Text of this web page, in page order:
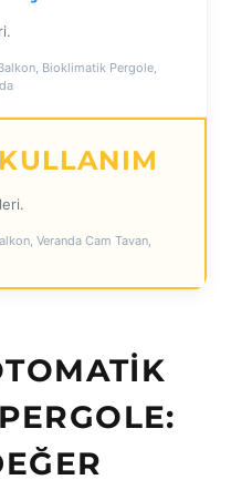
Bioklimatik Pergole,
Veranda Cam Tavan,